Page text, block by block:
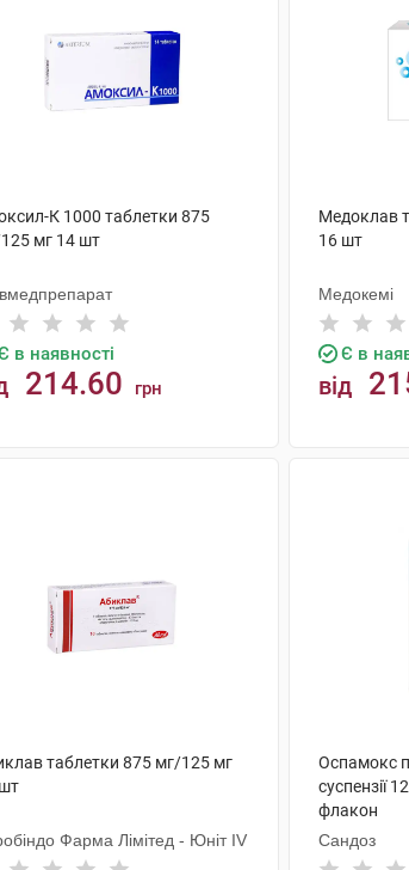
К 1000 таблетки 875
мг 14 шт
в наявності
214.60 грн
Медоклав
16 шт
Медокемі
Є в
від
таблетки 875 мг/125 мг
Фарма Лімітед - Юніт ІV
Оспамокс
суспензії
флакон
Сандоз